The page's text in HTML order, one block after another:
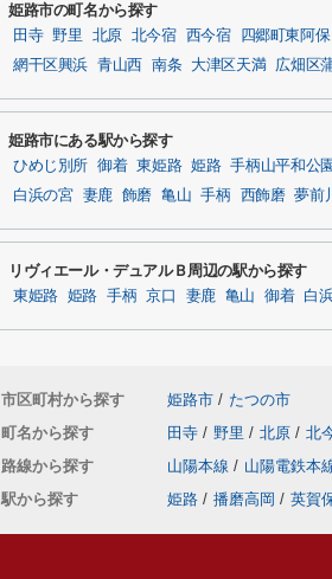
姫路市の町名から探す
田寺 野里 北原 北今宿 西今宿 四郷町東阿保
網干区興浜 青山西 南条 大津区天満 広畑区
姫路市にある駅から探す
ひめじ別所 御着 東姫路 姫路 手柄山平和公園
白浜の宮
妻鹿 飾磨 亀山 手柄 西飾磨 夢前
リヴィエール・デュアルＢ周辺の駅から探す
東姫路 姫路 手柄 京口 妻鹿 亀山 御着 白
市区町村から探す 姫路市 / たつの市
町名から探す
田寺 / 野里 / 北原 / 北
路線から探す
山陽本線 / 山陽電鉄本
駅から探す
姫路 / 播磨高岡 / 英賀